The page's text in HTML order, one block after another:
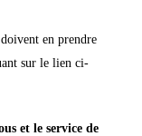
en prendre
sur le lien ci-
et le service de